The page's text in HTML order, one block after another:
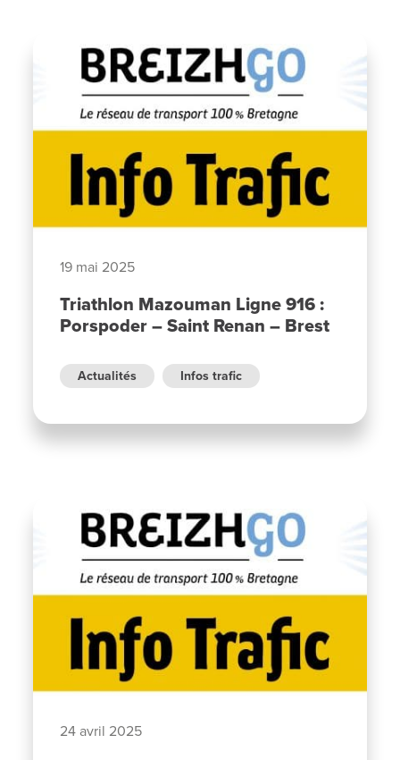
19 mai 2025
Triathlon Mazouman Ligne 916 :
Porspoder – Saint Renan – Brest
Actualités Infos trafic
24 avril 2025